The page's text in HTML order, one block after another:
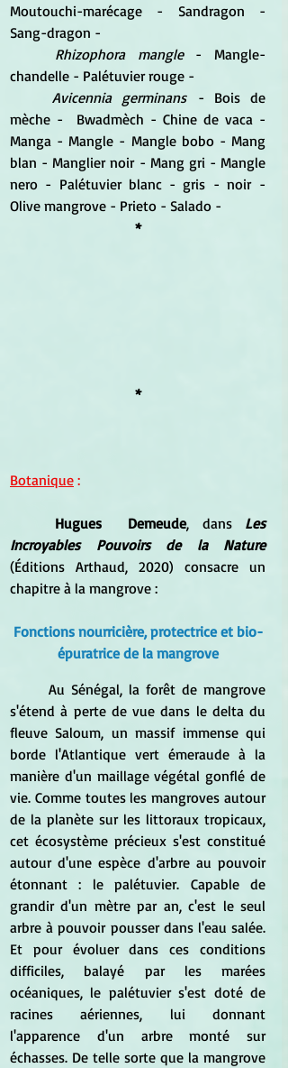
Moutouchi-marécage - Sandragon -
Sang-dragon -
Rhizophora mangle - Mangle-
chandelle - Palétuvier rouge -
Avicennia germinans - Bois de
mèche -  Bwadmèch - Chine de vaca -
Manga - Mangle - Mangle bobo - Mang
blan - Manglier noir - Mang gri - Mangle
nero - Palétuvier blanc - gris - noir -
Olive mangrove - Prieto - Salado -
*
*
Botanique :
Hugues  Demeude, dans Les
Incroyables Pouvoirs de la Nature
(Éditions Arthaud, 2020) consacre un
chapitre à la mangrove :
Fonctions nourricière, protectrice et bio-
épuratrice de la mangrove
s'étend à perte de vue dans le delta du
fleuve Saloum, un massif immense qui
borde l'Atlantique vert émeraude à la
manière d'un maillage végétal gonflé de
vie. Comme toutes les mangroves autour
de la planète sur les littoraux tropicaux,
cet écosystème précieux s'est constitué
autour d'une espèce d'arbre au pouvoir
étonnant : le palétuvier. Capable de
grandir d'un mètre par an, c'est le seul
arbre à pouvoir pousser dans l'eau salée.
Et pour évoluer dans ces conditions
difficiles, balayé par les marées
océaniques, le palétuvier s'est doté de
racines aériennes, lui donnant
l'apparence d'un arbre monté sur
échasses. De telle sorte que la mangrove